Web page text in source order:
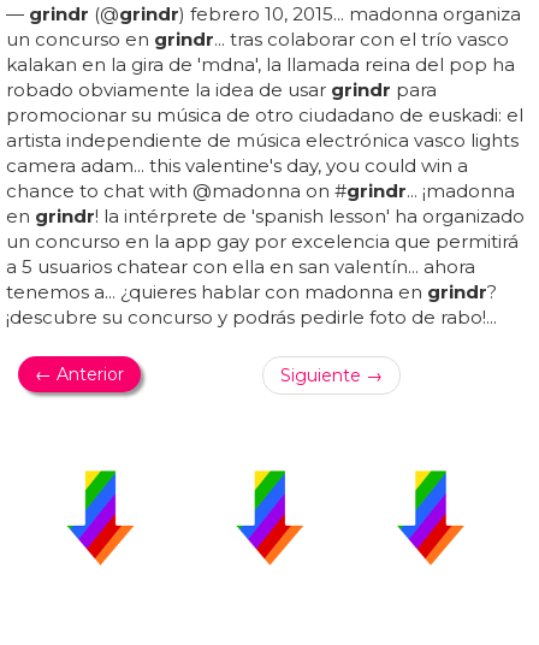
— grindr (@grindr) febrero 10, 2015... madonna organiza
un concurso en grindr... tras colaborar con el trío vasco
kalakan en la gira de 'mdna', la llamada reina del pop ha
robado obviamente la idea de usar grindr para
promocionar su música de otro ciudadano de euskadi: el
artista independiente de música electrónica vasco lights
camera adam... this valentine's day, you could win a
chance to chat with @madonna on #grindr... ¡madonna
en grindr! la intérprete de 'spanish lesson' ha organizado
un concurso en la app gay por excelencia que permitirá
a 5 usuarios chatear con ella en san valentín... ahora
tenemos a... ¿quieres hablar con madonna en grindr?
¡descubre su concurso y podrás pedirle foto de rabo!...
← Anterior Siguiente →